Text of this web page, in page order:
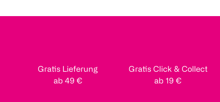
Gratis Lieferung
ab 49 €
Gratis Click & Collect
ab 19 €